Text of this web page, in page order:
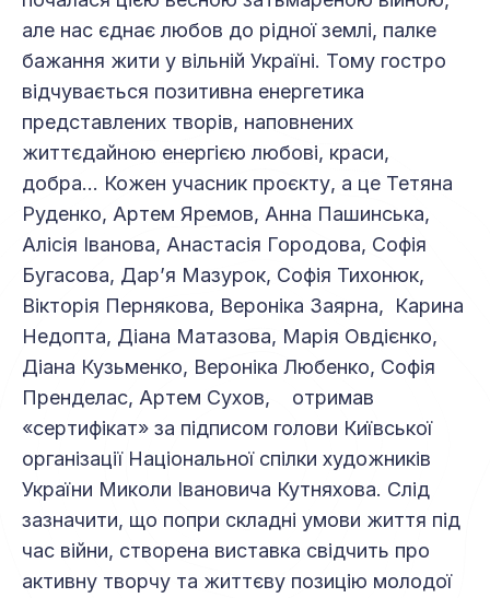
але нас єднає любов до рідної землі, палке
бажання жити у вільній Україні. Тому гостро
відчувається позитивна енергетика
представлених творів, наповнених
життєдайною енергією любові, краси,
добра... Кожен учасник проєкту, а це Тетяна
Руденко, Артем Яремов, Анна Пашинська,
Алісія Іванова, Анастасія Городова, Софія
Бугасова, Дар’я Мазурок, Софія Тихонюк,
Вікторія Пернякова, Вероніка Заярна, Карина
Недопта, Діана Матазова, Марія Овдієнко,
Діана Кузьменко, Вероніка Любенко, Софія
Пренделас, Артем Сухов, отримав
«сертифікат» за підписом голови Київської
організації Національної спілки художників
України Миколи Івановича Кутняхова. Слід
зазначити, що попри складні умови життя під
час війни, створена виставка свідчить про
активну творчу та життєву позицію молодої